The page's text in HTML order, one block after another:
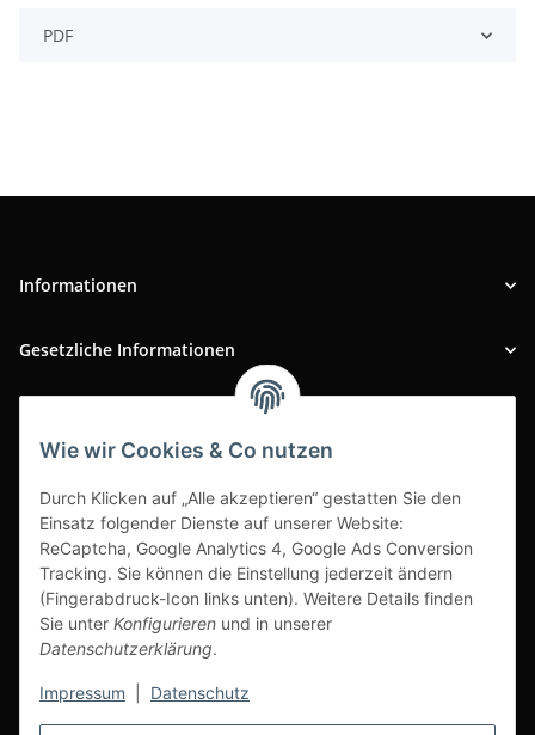
Wie wir Cookies & Co nutzen
Durch Klicken auf „Alle akzeptieren“ gestatten Sie den
Einsatz folgender Dienste auf unserer Website:
ReCaptcha, Google Analytics 4, Google Ads Conversion
Tracking. Sie können die Einstellung jederzeit ändern
(Fingerabdruck-Icon links unten). Weitere Details finden
Sie unter Konfigurieren und in unserer
Datenschutzerklärung.
Impressum Datenschutz
PDF
Informationen
Gesetzliche Informationen